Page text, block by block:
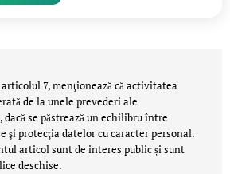
articolul 7, menţionează că activitatea
de la unele prevederi ale
dacă se păstrează un echilibru între
şi protecţia datelor cu caracter personal.
articol sunt de interes public și sunt
deschise.